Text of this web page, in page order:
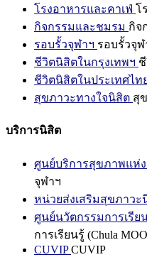
โรงอาหารและคาเฟ่ โ
กิจกรรมและชมรม กิจ
รอบรั้วจุฬาฯ รอบรั้วจุฬ
ชีวิตนิสิตในกรุงเทพฯ
ชีวิตนิสิตในประเทศไท
สุขภาวะทางใจนิสิต สุ
บริการนิสิต
ศูนย์บริการสุขภาพแห่
จุฬาฯ
หน่วยส่งเสริมสุขภาวะ
ศูนย์นวัตกรรมการเรียน
การเรียนรู้ (Chula
CUVIPCUVIP